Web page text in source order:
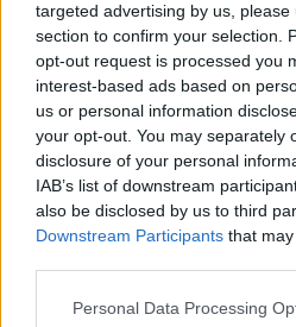
targeted advertising by us,
section to confirm your selection.
opt-out request is processed you
interest-based ads based on
us or personal information
your opt-out. You may separately
disclosure of your personal
IAB’s list of downstream
also be disclosed by us to third
Downstream Participants that
Personal Data Processing
Το Infinity Mirror και η
Στη Γαλλία, η συνεργασία
γκαλερίστα Γιάννη
ατομική της έκθεση «Infinity
από τις ιστορίες
πέρασαν τον Ατλαντικό
καλύτερη ζωή. Ανάμεσά
ιδιοκτήτης
εποχή έντονου ρατσισμού.